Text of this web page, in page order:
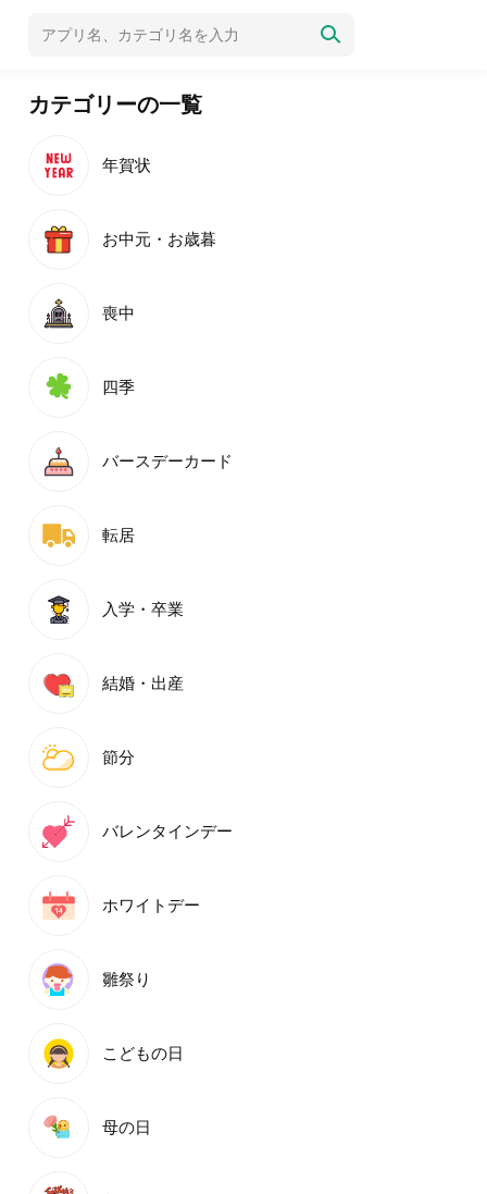
カテゴリーの一覧
年賀状
お中元・お歳暮
喪中
四季
バースデーカード
転居
入学・卒業
結婚・出産
節分
バレンタインデー
ホワイトデー
雛祭り
こどもの日
母の日